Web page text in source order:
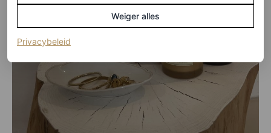
Weiger alles
Privacybeleid